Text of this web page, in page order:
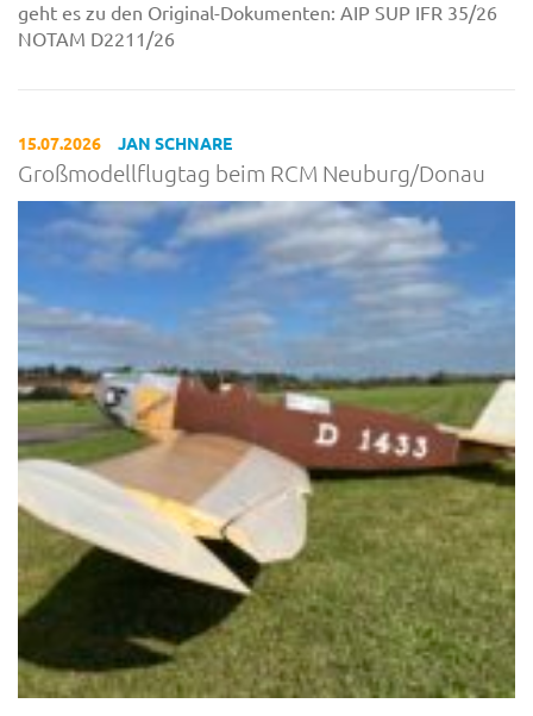
geht es zu den Original-Dokumenten: AIP SUP IFR 35/26
NOTAM D2211/26
15.07.2026 JAN SCHNARE
Großmodellflugtag beim RCM Neuburg/Donau